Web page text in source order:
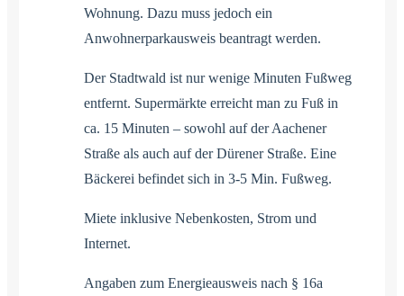
Wohnung. Dazu muss jedoch ein
Anwohnerparkausweis beantragt werden.
Der Stadtwald ist nur wenige Minuten Fußweg
entfernt. Supermärkte erreicht man zu Fuß in
ca. 15 Minuten – sowohl auf der Aachener
Straße als auch auf der Dürener Straße. Eine
Bäckerei befindet sich in 3-5 Min. Fußweg.
Miete inklusive Nebenkosten, Strom und
Internet.
Angaben zum Energieausweis nach § 16a